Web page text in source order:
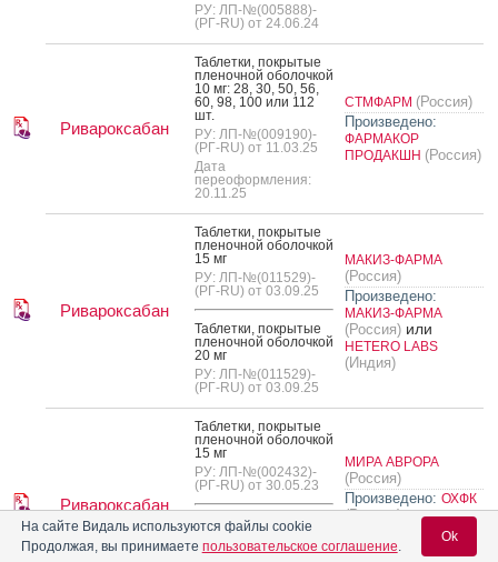
РУ: ЛП-№(005888)-
(РГ-RU) от 24.06.24
Ривароксабан
Таб­летки, пок­ры­тые
пле­ноч­ной обо­лоч­кой
10 мг: 28, 30, 50, 56,
60, 98, 100 или 112
шт.
РУ: ЛП-№(009190)-
(РГ-RU) от 11.03.25
Дата
переоформления:
20.11.25
СТМФАРМ (Россия)
Произведено:
ФАРМАКОР
ПРОДАКШН (Россия)
Ривароксабан
Таб­летки, пок­ры­тые
пле­ноч­ной обо­лоч­кой
15 мг
РУ: ЛП-№(011529)-
(РГ-RU) от 03.09.25
Таб­летки, пок­ры­тые
пле­ноч­ной обо­лоч­кой
20 мг
РУ: ЛП-№(011529)-
(РГ-RU) от 03.09.25
МАКИЗ-ФАРМА
(Россия)
Произведено:
МАКИЗ-ФАРМА
(Россия) или
HETERO LABS
(Индия)
Ривароксабан
Таб­летки, пок­ры­тые
пле­ноч­ной обо­лоч­кой
15 мг
РУ: ЛП-№(002432)-
(РГ-RU) от 30.05.23
Таб­летки, пок­ры­тые
пле­ноч­ной обо­лоч­кой
20 мг
МИРА АВРОРА
(Россия)
Произведено: ОХФК
(Россия)или
ИННОТЕХ
На сайте Видаль используются файлы cookie
Продолжая, вы принимаете пользовательское соглашение.
Ok